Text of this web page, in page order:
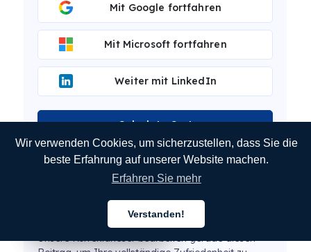
Wir verwenden Cookies, um sicherzustellen, dass Sie die
beste Erfahrung auf unserer Website machen.
Erfahren Sie mehr
Verstanden!
Mit Google fortfahren
Mit Microsoft fortfahren
Weiter mit LinkedIn
Calculate Cost
Dieser Beitrag wurde von MotaWord Active
Machine Translation übersetzt.
Deutsch
Deutsch
Deutsch